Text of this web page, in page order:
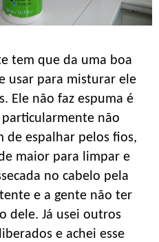
tem que da uma boa
usar para misturar ele
Ele não faz espuma é
não
de espalhar pelos fios,
maior para limpar e
no cabelo pela
e a gente não ter
dele. Já usei outros
e achei esse